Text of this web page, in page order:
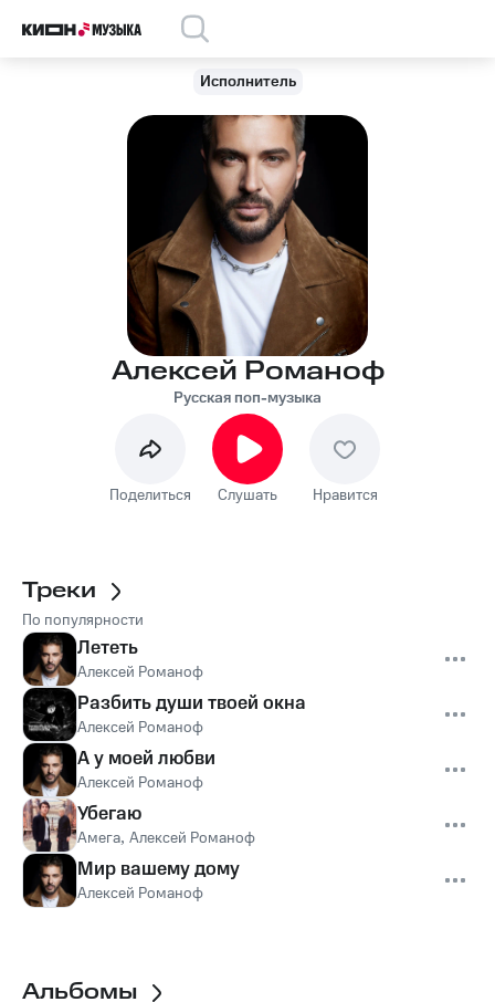
Исполнитель
Алексей Романоф
Русская поп-музыка
Поделиться Слушать Нравится
Треки
По популярности
Лететь
Алексей Романоф
Разбить души твоей окна
Алексей Романоф
А у моей любви
Алексей Романоф
Убегаю
Амега, Алексей Романоф
Мир вашему дому
Алексей Романоф
Альбомы